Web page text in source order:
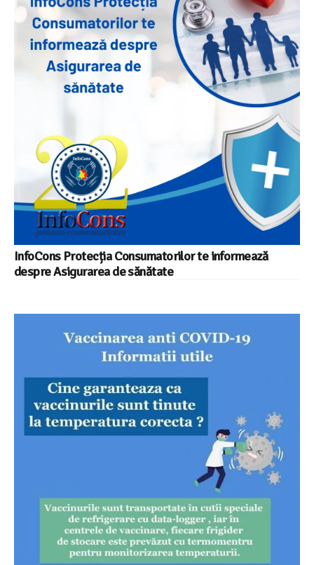
InfoCons Protecția Consumatorilor te informează
despre Asigurarea de sănătate